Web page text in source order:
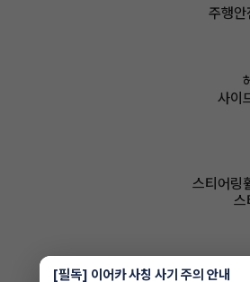
주행
사이
스티어링
스
주행안전 샤
[필독] 이어카 사칭 사기 주의 안내